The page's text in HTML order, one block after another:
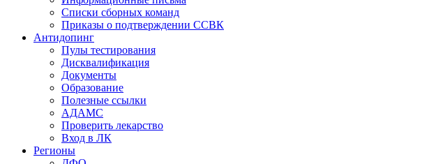
Списки сборных команд
Приказы о подтверждении ССВК
Антидопинг
Пулы тестирования
Дисквалификация
Документы
Образование
Полезные ссылки
АДАМС
Проверить лекарство
Вход в ЛК
Регионы